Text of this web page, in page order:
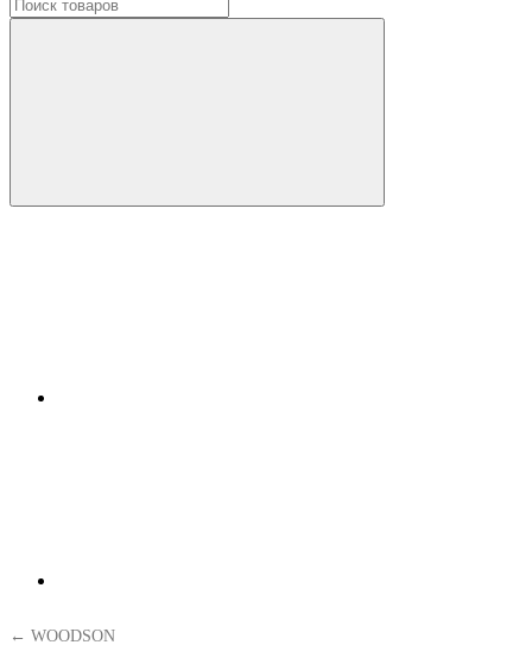
← WOODSON